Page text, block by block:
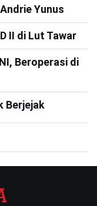
Yunus
II di Lut Tawar
Beroperasi di
Berjejak